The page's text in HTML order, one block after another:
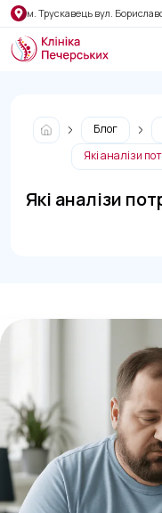
м. Трускавець вул.
Блог
Які аналізи
Які аналізи